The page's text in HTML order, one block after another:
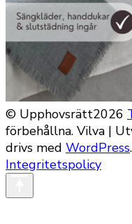
© Upphovsrätt2026
förbehållna. Vilva |
drivs med WordPress.
Integritetspolicy